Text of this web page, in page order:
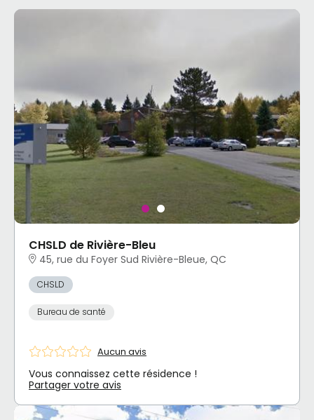
CHSLD de Rivière-Bleu
45, rue du Foyer Sud Rivière-Bleue, QC
CHSLD
Bureau de santé
Aucun avis
Vous connaissez cette résidence !
Partager votre avis